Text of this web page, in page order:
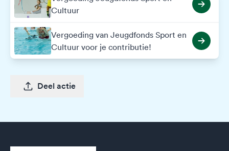
Cultuur
Vergoeding van Jeugdfonds Sport en
Cultuur voor je contributie!
Deel actie